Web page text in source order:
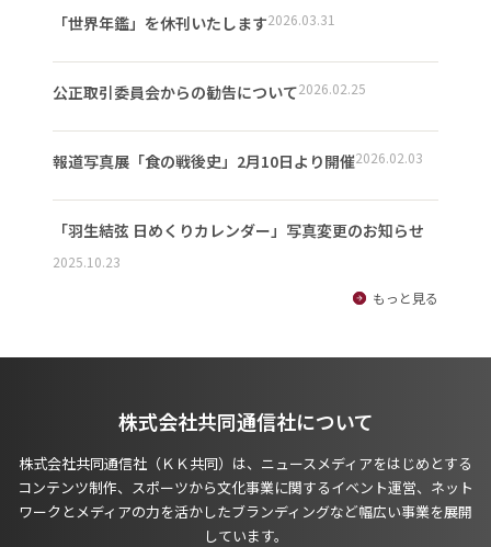
「世界年鑑」を休刊いたします2026.03.31
公正取引委員会からの勧告について2026.02.25
報道写真展「食の戦後史」2月10日より開催2026.02.03
「羽生結弦 日めくりカレンダー」写真変更のお知らせ
2025.10.23
もっと見る
株式会社共同通信社について
株式会社共同通信社（ＫＫ共同）は、ニュースメディアをはじめとする
コンテンツ制作、スポーツから文化事業に関するイベント運営、ネット
ワークとメディアの力を活かしたブランディングなど幅広い事業を展開
しています。